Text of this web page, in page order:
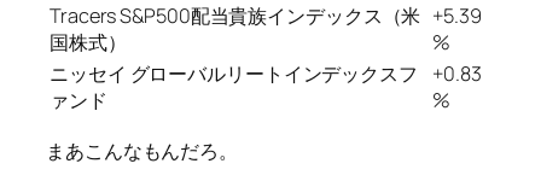
Tracers S&P500配当貴族インデックス（米
国株式）
+5.39
%
ニッセイ グローバルリートインデックスフ
ァンド
+0.83
%
まあこんなもんだろ。